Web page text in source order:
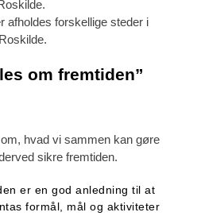
afholdes forskellige steder i
Roskilde.
om fremtiden”
hvad vi sammen kan gøre
sikre fremtiden.
er en god anledning til at
formål, mål og aktiviteter